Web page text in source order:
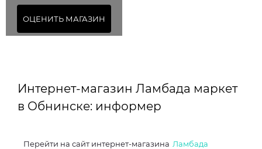
ОЦЕНИТЬ МАГАЗИН
Интернет-магазин Ламбада маркет
в Обнинске: информер
Перейти на сайт интернет-магазина Ламбада